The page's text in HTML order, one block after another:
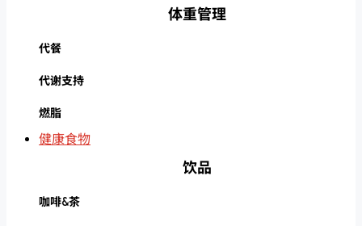
体重管理
代餐
代谢支持
燃脂
健康食物
饮品
咖啡&茶